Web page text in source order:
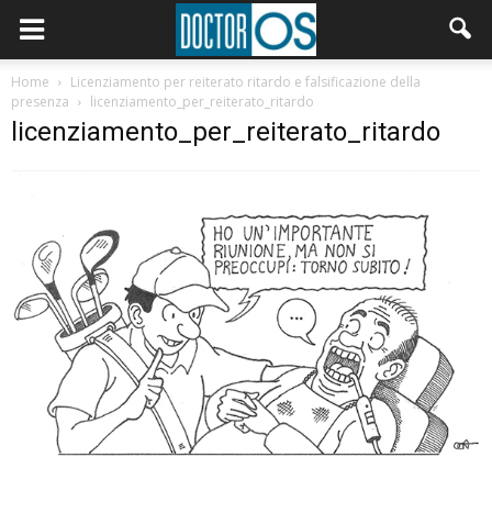
Home
Licenziamento per reiterato ritardo e falsificazione della
presenza
licenziamento_per_reiterato_ritardo
licenziamento_per_reiterato_ritardo